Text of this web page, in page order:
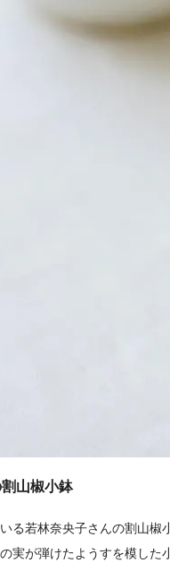
山椒小鉢
る若林奈央子さんの割山椒
実が弾けたようすを模し